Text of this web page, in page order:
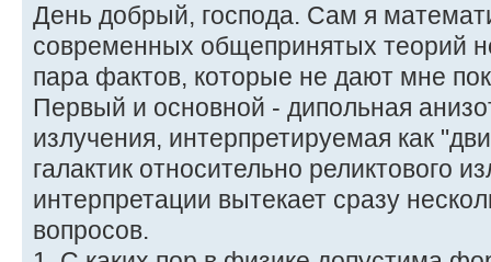
День добрый, господа. Сам я
современных общепринятых теорий
пара фактов, которые не дают мне
Первый и основной - дипольная
излучения, интерпретируемая как
галактик относительно реликтового
интерпретации вытекает сразу
вопросов.